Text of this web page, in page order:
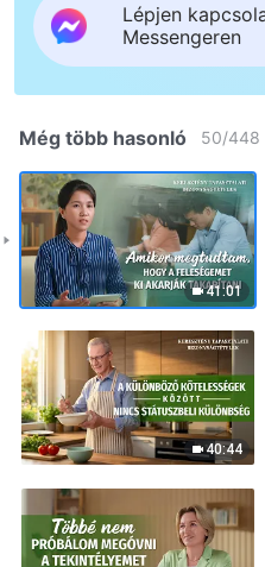
Lépjen
Messengeren
Még több hasonló 50/448
41:01
40:44